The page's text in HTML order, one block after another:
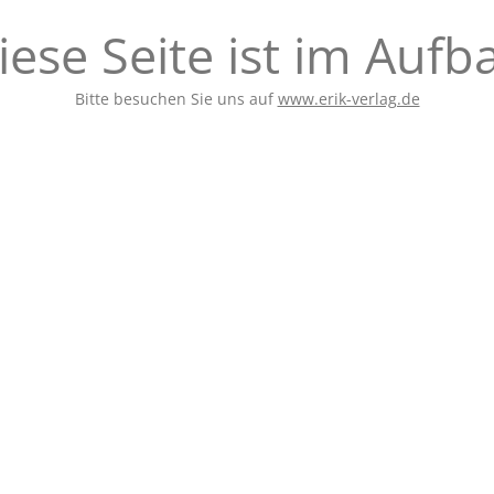
Seite ist im
Bitte besuchen Sie uns aufwww.erik-verlag.de